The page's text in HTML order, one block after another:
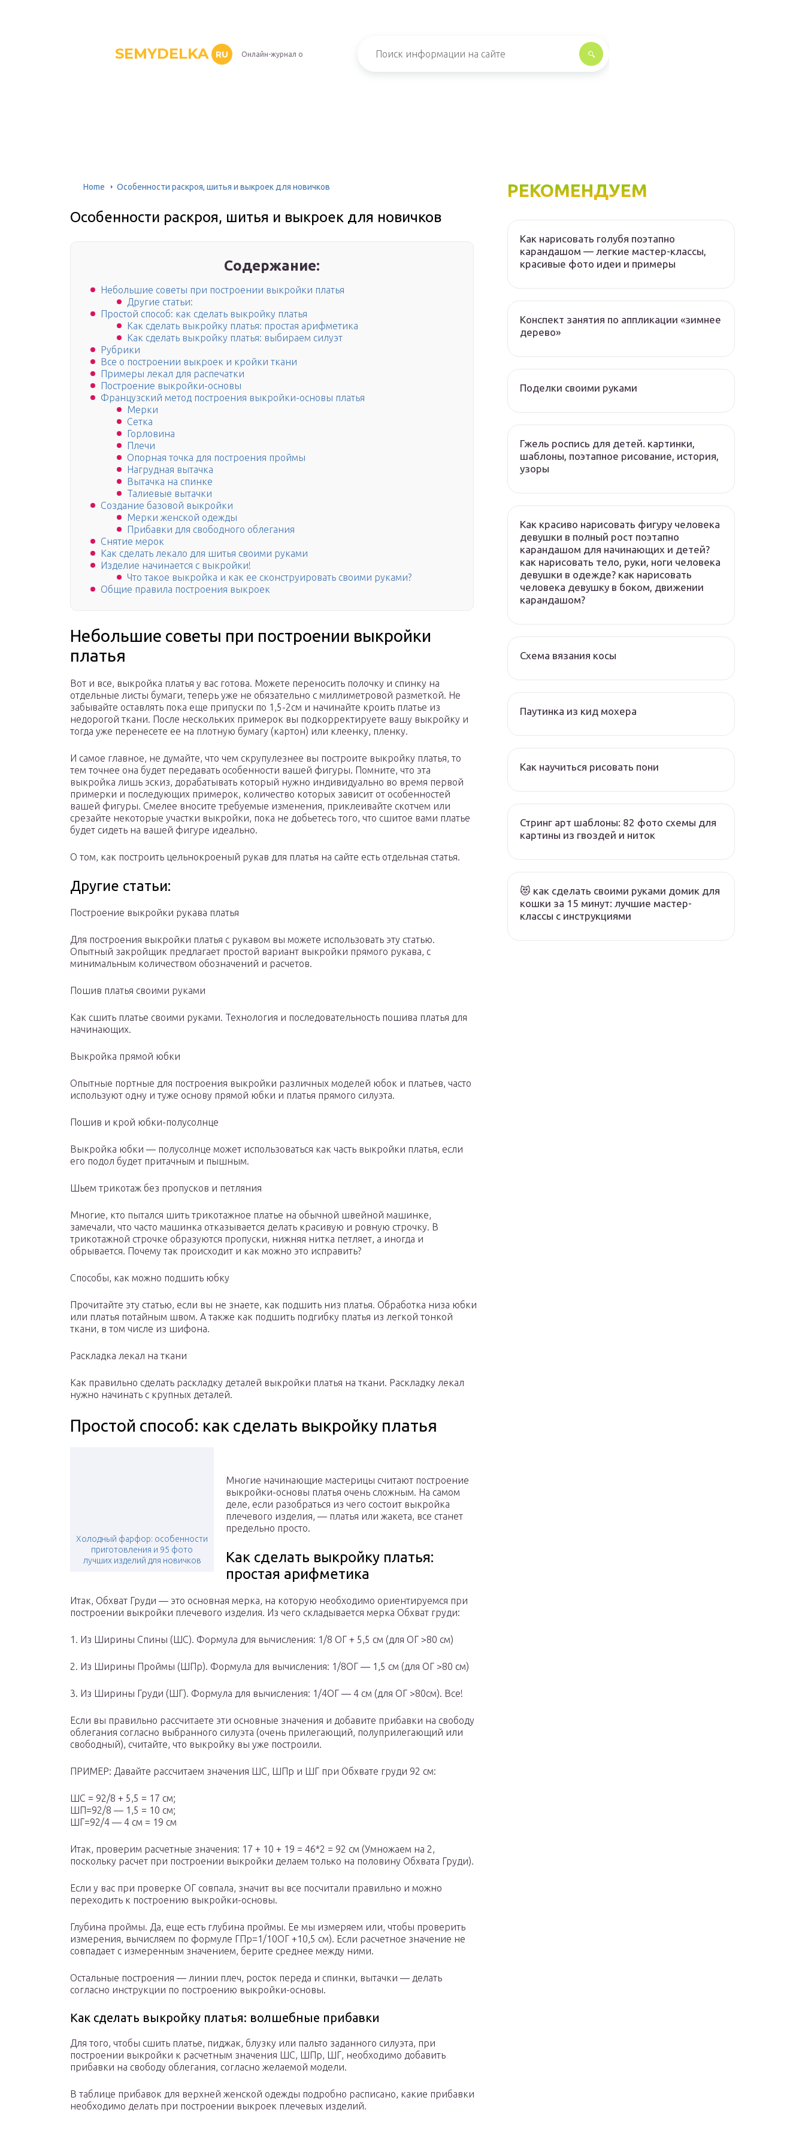
SEMYDELKA RU Онлайн-журнал о
Home Особенности раскроя, шитья и выкроек для новичков
Особенности раскроя, шитья и выкроек для новичков
Содержание:
Небольшие советы при построении выкройки платья
Другие статьи:
Простой способ: как сделать выкройку платья
Как сделать выкройку платья: простая арифметика
Как сделать выкройку платья: выбираем силуэт
Рубрики
Все о построении выкроек и кройки ткани
Примеры лекал для распечатки
Построение выкройки-основы
Французский метод построения выкройки-основы платья
Мерки
Сетка
Горловина
Плечи
Опорная точка для построения проймы
Нагрудная вытачка
Вытачка на спинке
Талиевые вытачки
Создание базовой выкройки
Мерки женской одежды
Прибавки для свободного облегания
Снятие мерок
Как сделать лекало для шитья своими руками
Изделие начинается с выкройки!
Что такое выкройка и как ее сконструировать своими руками?
Общие правила построения выкроек
Небольшие советы при построении выкройки
платья
Вот и все, выкройка платья у вас готова. Можете переносить полочку и спинку на
отдельные листы бумаги, теперь уже не обязательно с миллиметровой разметкой. Не
забывайте оставлять пока еще припуски по 1,5-2см и начинайте кроить платье из
недорогой ткани. После нескольких примерок вы подкорректируете вашу выкройку и
тогда уже перенесете ее на плотную бумагу (картон) или клеенку, пленку.
И самое главное, не думайте, что чем скрупулезнее вы построите выкройку платья, то
тем точнее она будет передавать особенности вашей фигуры. Помните, что эта
выкройка лишь эскиз, дорабатывать который нужно индивидуально во время первой
примерки и последующих примерок, количество которых зависит от особенностей
вашей фигуры. Смелее вносите требуемые изменения, приклеивайте скотчем или
срезайте некоторые участки выкройки, пока не добьетесь того, что сшитое вами платье
будет сидеть на вашей фигуре идеально.
О том, как построить цельнокроеный рукав для платья на сайте есть отдельная статья.
Другие статьи:
Построение выкройки рукава платья
Для построения выкройки платья с рукавом вы можете использовать эту статью.
Опытный закройщик предлагает простой вариант выкройки прямого рукава, с
минимальным количеством обозначений и расчетов.
Пошив платья своими руками
Как сшить платье своими руками. Технология и последовательность пошива платья для
начинающих.
Выкройка прямой юбки
Опытные портные для построения выкройки различных моделей юбок и платьев, часто
используют одну и туже основу прямой юбки и платья прямого силуэта.
Пошив и крой юбки-полусолнце
Выкройка юбки — полусолнце может использоваться как часть выкройки платья, если
его подол будет притачным и пышным.
Шьем трикотаж без пропусков и петляния
Многие, кто пытался шить трикотажное платье на обычной швейной машинке,
замечали, что часто машинка отказывается делать красивую и ровную строчку. В
трикотажной строчке образуются пропуски, нижняя нитка петляет, а иногда и
обрывается. Почему так происходит и как можно это исправить?
Способы, как можно подшить юбку
Прочитайте эту статью, если вы не знаете, как подшить низ платья. Обработка низа юбки
или платья потайным швом. А также как подшить подгибку платья из легкой тонкой
ткани, в том числе из шифона.
Раскладка лекал на ткани
Как правильно сделать раскладку деталей выкройки платья на ткани. Раскладку лекал
нужно начинать с крупных деталей.
Простой способ: как сделать выкройку платья
Холодный фарфор: особенности
приготовления и 95 фото
лучших изделий для новичков
Многие начинающие мастерицы считают построение
выкройки-основы платья очень сложным. На самом
деле, если разобраться из чего состоит выкройка
плечевого изделия, — платья или жакета, все станет
предельно просто.
Как сделать выкройку платья:
простая арифметика
Итак, Обхват Груди — это основная мерка, на которую необходимо ориентируемся при
построении выкройки плечевого изделия. Из чего складывается мерка Обхват груди:
1. Из Ширины Спины (ШС). Формула для вычисления: 1/8 ОГ + 5,5 см (для ОГ >80 см)
2. Из Ширины Проймы (ШПр). Формула для вычисления: 1/8ОГ — 1,5 см (для ОГ >80 см)
3. Из Ширины Груди (ШГ). Формула для вычисления: 1/4ОГ — 4 см (для ОГ >80см). Все!
Если вы правильно расcчитаете эти основные значения и добавите прибавки на свободу
облегания согласно выбранного силуэта (очень прилегающий, полуприлегающий или
свободный), считайте, что выкройку вы уже построили.
ПРИМЕР: Давайте расcчитаем значения ШС, ШПр и ШГ при Обхвате груди 92 см:
ШС = 92/8 + 5,5 = 17 см;
ШП=92/8 — 1,5 = 10 см;
ШГ=92/4 — 4 см = 19 см
Итак, проверим расчетные значения: 17 + 10 + 19 = 46*2 = 92 см (Умножаем на 2,
поскольку расчет при построении выкройки делаем только на половину Обхвата Груди).
Если у вас при проверке ОГ совпала, значит вы все посчитали правильно и можно
переходить к построению выкройки-основы.
Глубина проймы. Да, еще есть глубина проймы. Ее мы измеряем или, чтобы проверить
измерения, вычисляем по формуле ГПр=1/10ОГ +10,5 см). Если расчетное значение не
совпадает с измеренным значением, берите среднее между ними.
Остальные построения — линии плеч, росток переда и спинки, вытачки — делать
согласно инструкции по построению выкройки-основы.
Как сделать выкройку платья: волшебные прибавки
Для того, чтобы сшить платье, пиджак, блузку или пальто заданного силуэта, при
построении выкройки к расчетным значения ШС, ШПр, ШГ, необходимо добавить
прибавки на свободу облегания, согласно желаемой модели.
В таблице прибавок для верхней женской одежды подробно расписано, какие прибавки
необходимо делать при построении выкроек плечевых изделий.
РЕКОМЕНДУЕМ
Как нарисовать голубя поэтапно
карандашом — легкие мастер-классы,
красивые фото идеи и примеры
Конспект занятия по аппликации «зимнее
дерево»
Поделки своими руками
Гжель роспись для детей. картинки,
шаблоны, поэтапное рисование, история,
узоры
Как красиво нарисовать фигуру человека
девушки в полный рост поэтапно
карандашом для начинающих и детей?
как нарисовать тело, руки, ноги человека
девушки в одежде? как нарисовать
человека девушку в боком, движении
карандашом?
Схема вязания косы
Паутинка из кид мохера
Как научиться рисовать пони
Стринг арт шаблоны: 82 фото схемы для
картины из гвоздей и ниток
😻 как сделать своими руками домик для
кошки за 15 минут: лучшие мастер-
классы с инструкциями